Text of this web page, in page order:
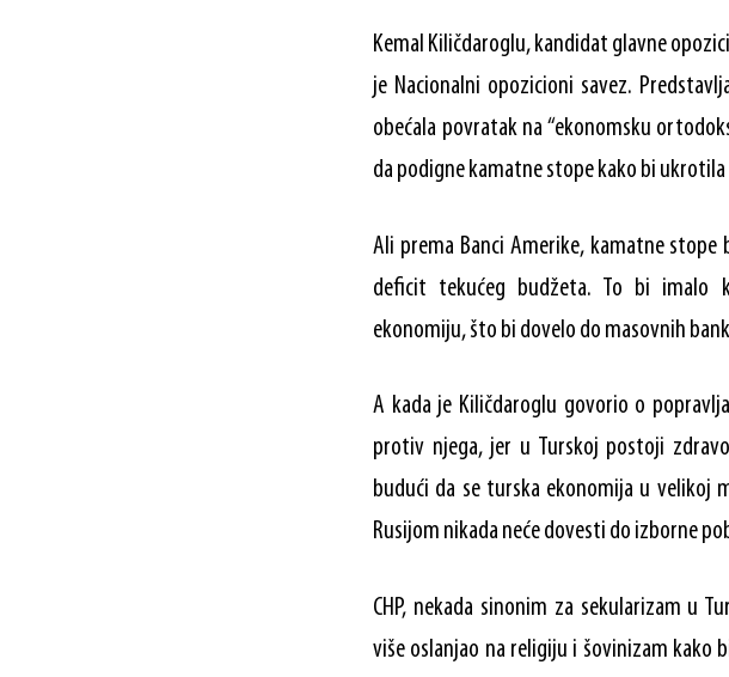
Kemal Kiličdaroglu, kandidat glavne
je Nacionalni opozicioni savez.
obećala povratak na “ekonomsku
da podigne kamatne stope kako bi
Ali prema Banci Amerike, kamatne
deficit tekućeg budžeta. To bi imalo
ekonomiju, što bi dovelo do masovnih
A kada je Kiličdaroglu govorio o
protiv njega, jer u Turskoj postoji
budući da se turska ekonomija u velikoj
Rusijom nikada neće dovesti do izborne
CHP, nekada sinonim za sekularizam u
više oslanjao na religiju i šovinizam kako